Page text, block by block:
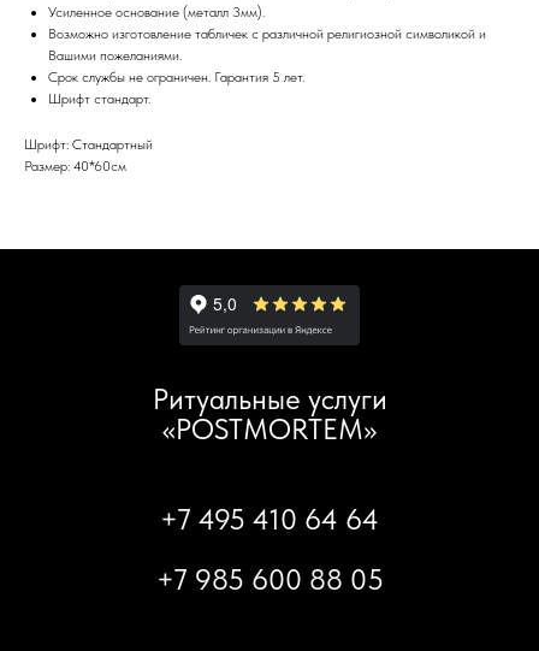
Усиленное основание (металл 3мм).
Возможно изготовление табличек с различной религиозной символикой и
Вашими пожеланиями.
Срок службы не ограничен. Гарантия 5 лет.
Шрифт стандарт.
Шрифт: Стандартный
Размер: 40*60см
Ритуальные услуги
«POSTMORTEM»
+7 495 410 64 64
+7 985 600 88 05